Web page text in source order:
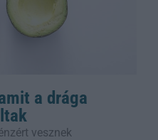
a drága
vesznek